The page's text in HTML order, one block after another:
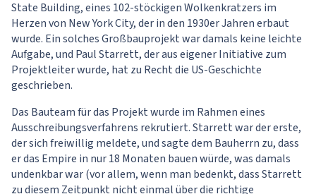
State Building, eines 102-stöckigen Wolkenkratzers im
Herzen von New York City, der in den 1930er Jahren erbaut
wurde. Ein solches Großbauprojekt war damals keine leichte
Aufgabe, und Paul Starrett, der aus eigener Initiative zum
Projektleiter wurde, hat zu Recht die US-Geschichte
geschrieben.
Das Bauteam für das Projekt wurde im Rahmen eines
Ausschreibungsverfahrens rekrutiert. Starrett war der erste,
der sich freiwillig meldete, und sagte dem Bauherrn zu, dass
er das Empire in nur 18 Monaten bauen würde, was damals
undenkbar war (vor allem, wenn man bedenkt, dass Starrett
zu diesem Zeitpunkt nicht einmal über die richtige